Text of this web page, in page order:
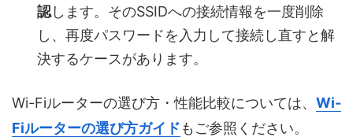
認します。そのSSIDへの接続情報を一度削除
し、再度パスワードを入力して接続し直すと解
決するケースがあります。
Wi-Fiルーターの選び方・性能比較については、 Wi-
Fiルーターの選び方ガイドもご参照ください。